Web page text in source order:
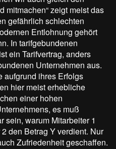
mitmachen“ zeigt meist das
gefährlich schlechten
Entlohnung gehört
In tarifgebundenen
ein Tarifvertrag, anders
Unternehmen aus.
aufgrund ihres Erfolgs
hier meist erhebliche
einer hohen
es muß
sein, warum Mitarbeiter 1
den Betrag Y verdient. Nur
Zufriedenheit geschaffen.